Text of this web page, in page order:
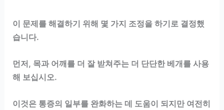
이 문제를 해결하기 위해 몇 가지 조정을 하기로 결정했
습니다.
먼저, 목과 어깨를 더 잘 받쳐주는 더 단단한 베개를 사용
해 보십시오.
이것은 통증의 일부를 완화하는 데 도움이 되지만 여전히